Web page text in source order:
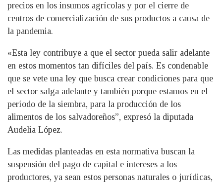
precios en los insumos agrícolas y por el cierre de
centros de comercialización de sus productos a causa de
la pandemia.
«Esta ley contribuye a que el sector pueda salir adelante
en estos momentos tan difíciles del país. Es condenable
que se vete una ley que busca crear condiciones para que
el sector salga adelante y también porque estamos en el
período de la siembra, para la producción de los
alimentos de los salvadoreños”, expresó la diputada
Audelia López.
Las medidas planteadas en esta normativa buscan la
suspensión del pago de capital e intereses a los
productores, ya sean estos personas naturales o jurídicas,